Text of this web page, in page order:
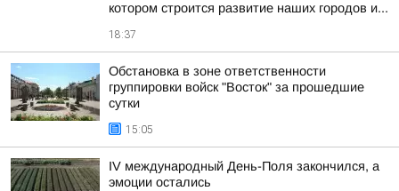
котором строится развитие наших городов и...
18:37
Обстановка в зоне ответственности
группировки войск "Восток" за прошедшие
сутки
15:05
IV международный День-Поля закончился, а
эмоции остались